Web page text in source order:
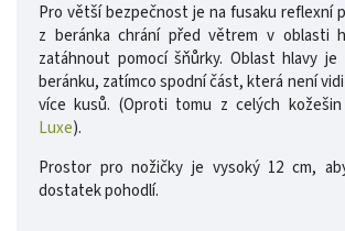
Pro větší bezpečnost je na fusaku reflexní
z beránka chrání před větrem v oblasti
zatáhnout pomocí šňůrky. Oblast hlavy
beránku, zatímco spodní část, která není
více kusů. (Oproti tomu z celých
Luxe).
Prostor pro nožičky je vysoký 12 cm,
dostatek pohodlí.